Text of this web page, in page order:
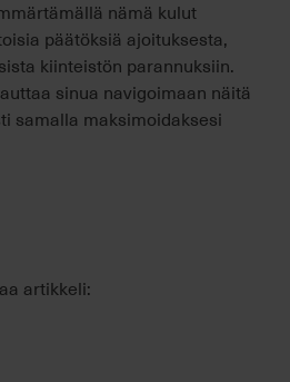
nämä kulut
päätöksiä ajoituksesta,
kiinteistön parannuksiin.
sinua navigoimaan näitä
samalla maksimoidaksesi
artikkeli: